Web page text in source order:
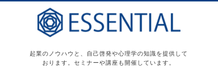
起業のノウハウと、自己啓発や心理学の知識を提供して
おります。セミナーや講座も開催しています。